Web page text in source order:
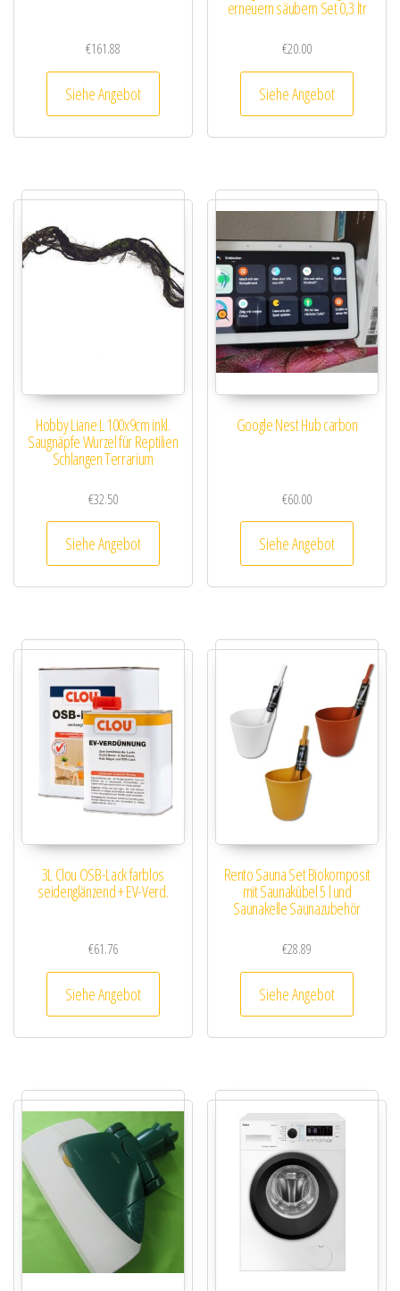
€161.88
Siehe Angebot
erneuern säubern Set 0,3 ltr
€20.00
Siehe Angebot
Hobby Liane L 100x9cm inkl.
Saugnäpfe Wurzel für Reptilien
Schlangen Terrarium
€32.50
Siehe Angebot
Google Nest Hub carbon
€60.00
Siehe Angebot
3L Clou OSB-Lack farblos
seidenglänzend + EV-Verd.
€61.76
Siehe Angebot
Rento Sauna Set Biokomposit
mit Saunakübel 5 l und
Saunakelle Saunazubehör
€28.89
Siehe Angebot